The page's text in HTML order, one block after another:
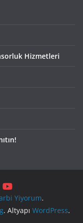
Hizmetleri
Yiyorum.
. Altyapı WordPress.